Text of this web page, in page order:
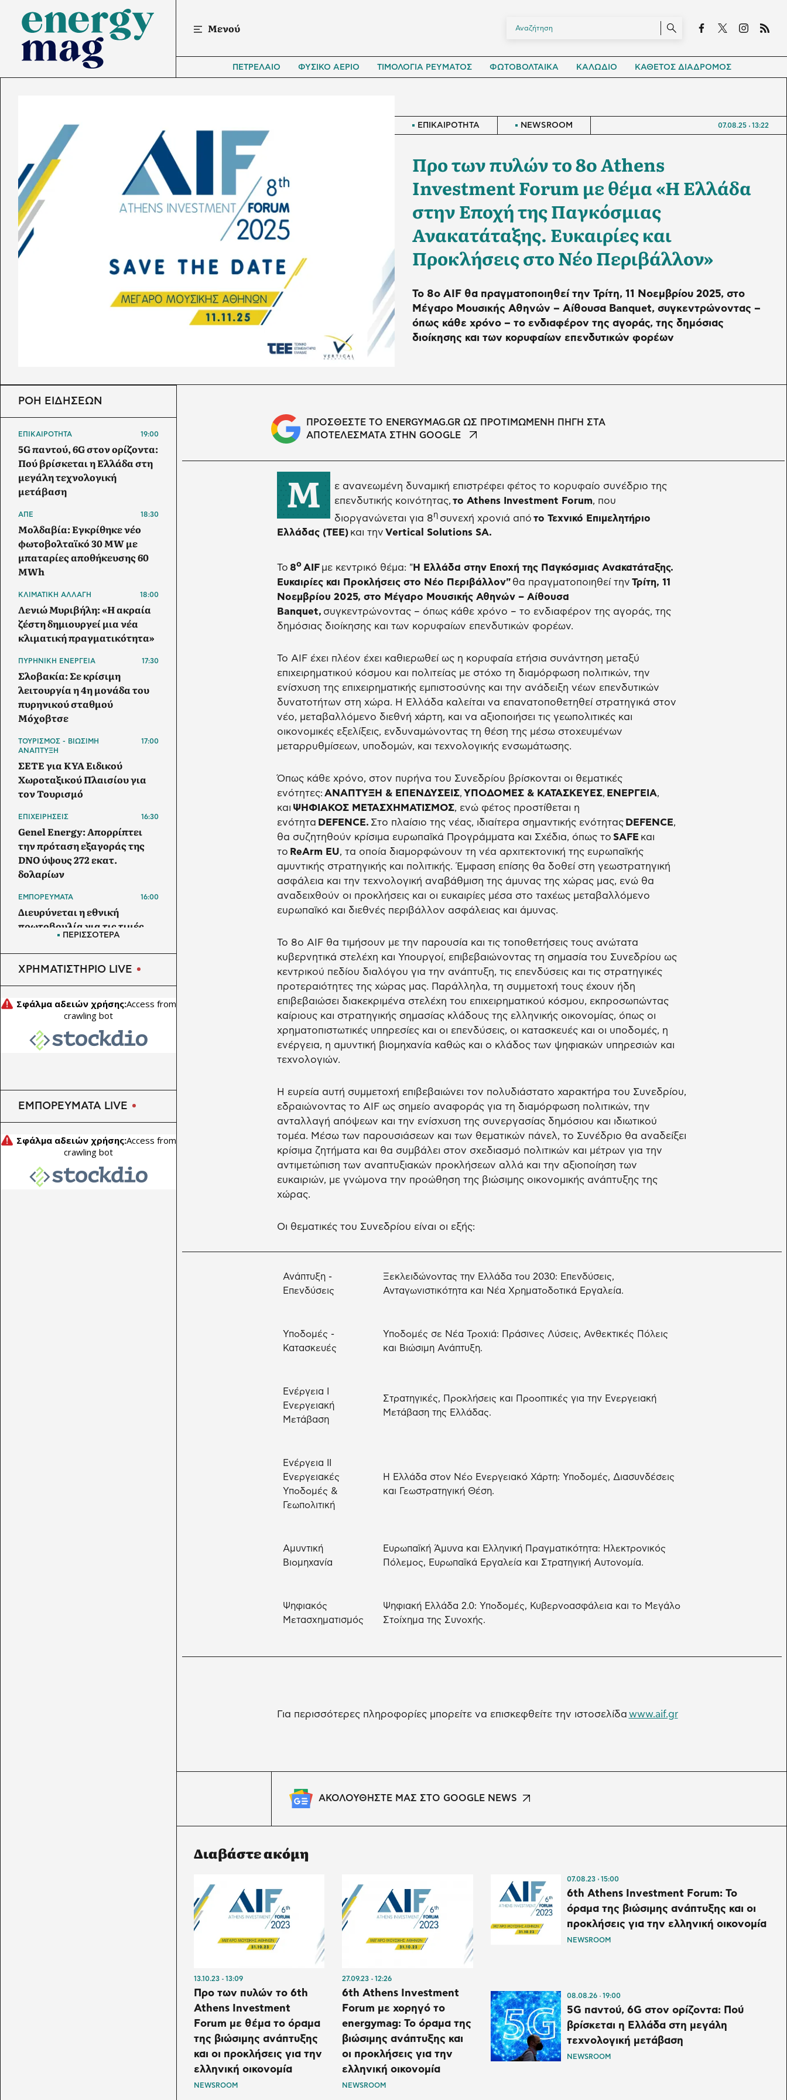
Μενού
ΠΕΤΡΕΛΑΙΟ ΦΥΣΙΚΟ ΑΕΡΙΟ ΤΙΜΟΛΟΓΙΑ ΡΕΥΜΑΤΟΣ ΦΩΤΟΒΟΛΤΑΙΚΑ ΚΑΛΩΔΙΟ ΚΑΘΕΤΟΣ ΔΙΑΔΡΟΜΟΣ
ΕΠΙΚΑΙΡΟΤΗΤΑ NEWSROOM 07.08.25 13:22
Προ των πυλών το 8o Athens
Investment Forum με θέμα «H Ελλάδα
στην Εποχή της Παγκόσμιας
Ανακατάταξης. Ευκαιρίες και
Προκλήσεις στο Νέο Περιβάλλον»
Το 8ο AIF θα πραγματοποιηθεί την Τρίτη, 11 Νοεμβρίου 2025, στο
Μέγαρο Μουσικής Αθηνών – Αίθουσα Banquet, συγκεντρώνοντας –
όπως κάθε χρόνο – το ενδιαφέρον της αγοράς, της δημόσιας
διοίκησης και των κορυφαίων επενδυτικών φορέων
ΠΡΟΣΘΕΣΤΕ ΤΟ ENERGYMAG.GR ΩΣ ΠΡΟΤΙΜΩΜΕΝΗ ΠΗΓΗ ΣΤΑ
ΑΠΟΤΕΛΕΣΜΑΤΑ ΣΤΗΝ GOOGLE
Μ
ε ανανεωμένη δυναμική επιστρέφει φέτος το κορυφαίο συνέδριο της
επενδυτικής κοινότητας, το Athens Investment Forum, που
διοργανώνεται για 8ησυνεχή χρονιά από το Τεχνικό Επιμελητήριο
Ελλάδας (ΤΕΕ)και την Vertical Solutions SA.
Το 8οAIFμε κεντρικό θέμα: "H Ελλάδα στην Εποχή της Παγκόσμιας Ανακατάταξης.
Ευκαιρίες και Προκλήσεις στο Νέο Περιβάλλον" θα πραγματοποιηθεί την Τρίτη, 11
Νοεμβρίου 2025, στο Μέγαρο Μουσικής Αθηνών – Αίθουσα
Banquet, συγκεντρώνοντας – όπως κάθε χρόνο – το ενδιαφέρον της αγοράς, της
δημόσιας διοίκησης και των κορυφαίων επενδυτικών φορέων.
Το AIF έχει πλέον έχει καθιερωθεί ως η κορυφαία ετήσια συνάντηση μεταξύ
επιχειρηματικού κόσμου και πολιτείας με στόχο τη διαμόρφωση πολιτικών, την
ενίσχυση της επιχειρηματικής εμπιστοσύνης και την ανάδειξη νέων επενδυτικών
δυνατοτήτων στη χώρα. Η Ελλάδα καλείται να επανατοποθετηθεί στρατηγικά στον
νέο, μεταβαλλόμενο διεθνή χάρτη, και να αξιοποιήσει τις γεωπολιτικές και
οικονομικές εξελίξεις, ενδυναμώνοντας τη θέση της μέσω στοχευμένων
μεταρρυθμίσεων, υποδομών, και τεχνολογικής ενσωμάτωσης.
Όπως κάθε χρόνο, στον πυρήνα του Συνεδρίου βρίσκονται οι θεματικές
ενότητες: ΑΝΑΠΤΥΞΗ & ΕΠΕΝΔΥΣΕΙΣ, ΥΠΟΔΟΜΕΣ & ΚΑΤΑΣΚΕΥΕΣ, ΕΝΕΡΓΕΙΑ,
και ΨΗΦΙΑΚΟΣ ΜΕΤΑΣΧΗΜΑΤΙΣΜΟΣ, ενώ φέτος προστίθεται η
ενότητα DEFENCE. Στο πλαίσιο της νέας, ιδιαίτερα σημαντικής ενότητας DEFENCE,
θα συζητηθούν κρίσιμα ευρωπαϊκά Προγράμματα και Σχέδια, όπως το SAFE και
το ReArm EU, τα οποία διαμορφώνουν τη νέα αρχιτεκτονική της ευρωπαϊκής
αμυντικής στρατηγικής και πολιτικής. Έμφαση επίσης θα δοθεί στη γεωστρατηγική
ασφάλεια και την τεχνολογική αναβάθμιση της άμυνας της χώρας μας, ενώ θα
αναδειχθούν οι προκλήσεις και οι ευκαιρίες μέσα στο ταχέως μεταβαλλόμενο
ευρωπαϊκό και διεθνές περιβάλλον ασφάλειας και άμυνας.
Το 8ο AIF θα τιμήσουν με την παρουσία και τις τοποθετήσεις τους ανώτατα
κυβερνητικά στελέχη και Υπουργοί, επιβεβαιώνοντας τη σημασία του Συνεδρίου ως
κεντρικού πεδίου διαλόγου για την ανάπτυξη, τις επενδύσεις και τις στρατηγικές
προτεραιότητες της χώρας μας. Παράλληλα, τη συμμετοχή τους έχουν ήδη
επιβεβαιώσει διακεκριμένα στελέχη του επιχειρηματικού κόσμου, εκπροσωπώντας
καίριους και στρατηγικής σημασίας κλάδους της ελληνικής οικονομίας, όπως οι
χρηματοπιστωτικές υπηρεσίες και οι επενδύσεις, οι κατασκευές και οι υποδομές, η
ενέργεια, η αμυντική βιομηχανία καθώς και ο κλάδος των ψηφιακών υπηρεσιών και
τεχνολογιών.
Η ευρεία αυτή συμμετοχή επιβεβαιώνει τον πολυδιάστατο χαρακτήρα του Συνεδρίου,
εδραιώνοντας το AIF ως σημείο αναφοράς για τη διαμόρφωση πολιτικών, την
ανταλλαγή απόψεων και την ενίσχυση της συνεργασίας δημόσιου και ιδιωτικού
τομέα. Μέσω των παρουσιάσεων και των θεματικών πάνελ, το Συνέδριο θα αναδείξει
κρίσιμα ζητήματα και θα συμβάλει στον σχεδιασμό πολιτικών και μέτρων για την
αντιμετώπιση των αναπτυξιακών προκλήσεων αλλά και την αξιοποίηση των
ευκαιριών, με γνώμονα την προώθηση της βιώσιμης οικονομικής ανάπτυξης της
χώρας.
Οι θεματικές του Συνεδρίου είναι οι εξής:
Ανάπτυξη -
Επενδύσεις
Ξεκλειδώνοντας την Ελλάδα του 2030: Επενδύσεις,
Ανταγωνιστικότητα και Νέα Χρηματοδοτικά Εργαλεία.
Υποδομές -
Κατασκευές
Υποδομές σε Νέα Τροχιά: Πράσινες Λύσεις, Ανθεκτικές Πόλεις
και Βιώσιμη Ανάπτυξη.
Ενέργεια Ι
Ενεργειακή
Μετάβαση
Στρατηγικές, Προκλήσεις και Προοπτικές για την Ενεργειακή
Μετάβαση της Ελλάδας.
Ενέργεια ΙΙ
Ενεργειακές
Υποδομές &
Γεωπολιτική
Η Ελλάδα στον Νέο Ενεργειακό Χάρτη: Υποδομές, Διασυνδέσεις
και Γεωστρατηγική Θέση.
Αμυντική
Βιομηχανία
Ευρωπαϊκή Άμυνα και Ελληνική Πραγματικότητα: Ηλεκτρονικός
Πόλεμος, Ευρωπαϊκά Εργαλεία και Στρατηγική Αυτονομία.
Ψηφιακός
Μετασχηματισμός
Ψηφιακή Ελλάδα 2.0: Υποδομές, Κυβερνοασφάλεια και το Μεγάλο
Στοίχημα της Συνοχής.
Για περισσότερες πληροφορίες μπορείτε να επισκεφθείτε την ιστοσελίδα www.aif.gr
ΑΚΟΛΟΥΘΗΣΤΕ ΜΑΣ ΣΤΟ GOOGLE NEWS
Διαβάστε ακόμη
13.10.23 13:09
Προ των πυλών το 6th
Athens Investment
Forum με θέμα το όραμα
της βιώσιμης ανάπτυξης
και οι προκλήσεις για την
ελληνική οικονομία
NEWSROOM
27.09.23 12:26
6th Athens Investment
Forum με χορηγό το
energymag: Το όραμα της
βιώσιμης ανάπτυξης και
οι προκλήσεις για την
ελληνική οικονομία
NEWSROOM
07.08.23 15:00
6th Athens Investment Forum: Το
όραμα της βιώσιμης ανάπτυξης και οι
προκλήσεις για την ελληνική οικονομία
NEWSROOM
08.08.26 19:00
5G παντού, 6G στον ορίζοντα: Πού
βρίσκεται η Ελλάδα στη μεγάλη
τεχνολογική μετάβαση
NEWSROOM
ΡΟΗ ΕΙΔΗΣΕΩΝ
ΕΠΙΚΑΙΡΟΤΗΤΑ 19:00
5G παντού, 6G στον ορίζοντα:
Πού βρίσκεται η Ελλάδα στη
μεγάλη τεχνολογική
μετάβαση
ΑΠΕ 18:30
Μολδαβία: Εγκρίθηκε νέο
φωτοβολταϊκό 30 MW με
μπαταρίες αποθήκευσης 60
MWh
ΚΛΙΜΑΤΙΚΗ ΑΛΛΑΓΗ 18:00
Λενιώ Μυριβήλη: «Η ακραία
ζέστη δημιουργεί μια νέα
κλιματική πραγματικότητα»
ΠΥΡΗΝΙΚΗ ΕΝΕΡΓΕΙΑ 17:30
Σλοβακία: Σε κρίσιμη
λειτουργία η 4η μονάδα του
πυρηνικού σταθμού
Μόχοβτσε
ΤΟΥΡΙΣΜΟΣ - ΒΙΩΣΙΜΗ
ΑΝΑΠΤΥΞΗ
17:00
ΣΕΤΕ για ΚΥΑ Ειδικού
Χωροταξικού Πλαισίου για
τον Τουρισμό
ΕΠΙΧΕΙΡΗΣΕΙΣ 16:30
Genel Energy: Απορρίπτει
την πρόταση εξαγοράς της
DNO ύψους 272 εκατ.
δολαρίων
ΕΜΠΟΡΕΥΜΑΤΑ 16:00
Διευρύνεται η εθνική
πρωτοβουλία για τις τιμές
στο ράφι των σούπερ μάρκετ
στάθμης του Δούναβη – Στο
10% η λειτουργία του
ΠΕΡΙΣΣΟΤΕΡΑ
ΧΡΗΜΑΤΙΣΤΗΡΙΟ LIVE
ΕΜΠΟΡΕΥΜΑΤΑ LIVE